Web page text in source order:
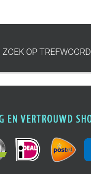
ZOEK OP TREFWOORD